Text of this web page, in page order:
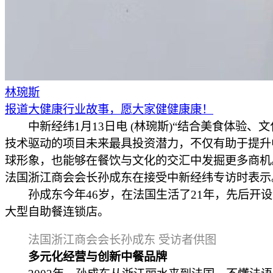
林琬斯
报道大健康行业故事，愿大家健健康康！
中新经纬1月13日电 (林琬斯)“结合美食体验、文
技术驱动的项目未来最具投资潜力，不仅有助于提
球形象，也能够在餐饮与文化的交汇中发掘更多商
法国浙江商会会长孙成东在接受中新经纬专访时表
孙成东今年46岁，在法国生活了21年，先后开设
大型自助餐连锁店。
法国浙江商会会长孙成东 受访者供图
多元化经营与创新中餐品牌